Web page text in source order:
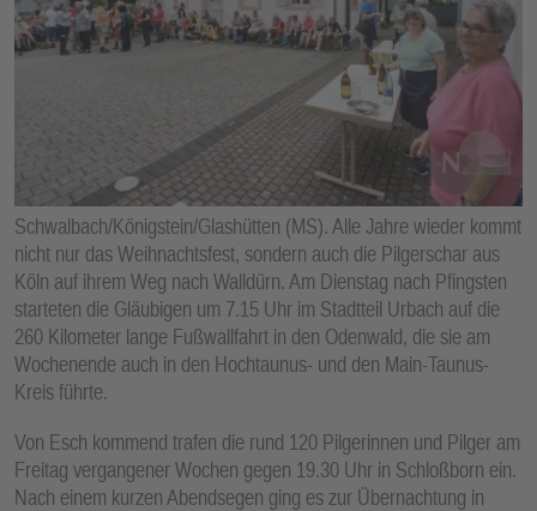
Schwalbach/Königstein/Glashütten (MS). Alle Jahre wieder kommt
nicht nur das Weihnachtsfest, sondern auch die Pilgerschar aus
Köln auf ihrem Weg nach Walldürn. Am Dienstag nach Pfingsten
starteten die Gläubigen um 7.15 Uhr im Stadtteil Urbach auf die
260 Kilometer lange Fußwallfahrt in den Odenwald, die sie am
Wochenende auch in den Hochtaunus- und den Main-Taunus-
Kreis führte.
Von Esch kommend trafen die rund 120 Pilgerinnen und Pilger am
Freitag vergangener Wochen gegen 19.30 Uhr in Schloßborn ein.
Nach einem kurzen Abendsegen ging es zur Übernachtung in
O
N